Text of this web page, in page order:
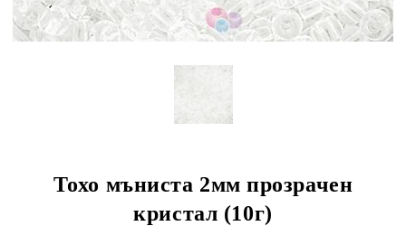
Тохо мъниста 2мм прозрачен
кристал (10г)